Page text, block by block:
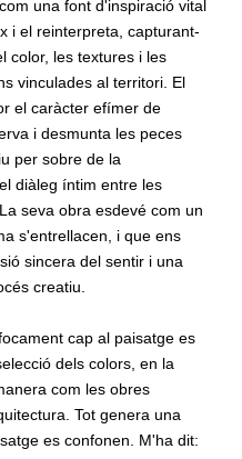
una font d'inspiració vital
i el reinterpreta, capturant-
color, les textures i les
vinculades al territori. El
el caràcter efímer de
i desmunta les peces
per sobre de la
diàleg íntim entre les
seva obra esdevé com un
s'entrellacen, i que ens
sincera del sentir i una
creatiu.
cap al paisatge es
dels colors, en la
com les obres
Tot genera una
es confonen. M'ha dit: